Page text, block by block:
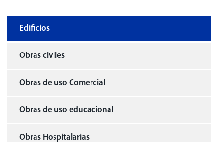
Edificios
Obras civiles
Obras de uso Comercial
Obras de uso educacional
Obras Hospitalarias